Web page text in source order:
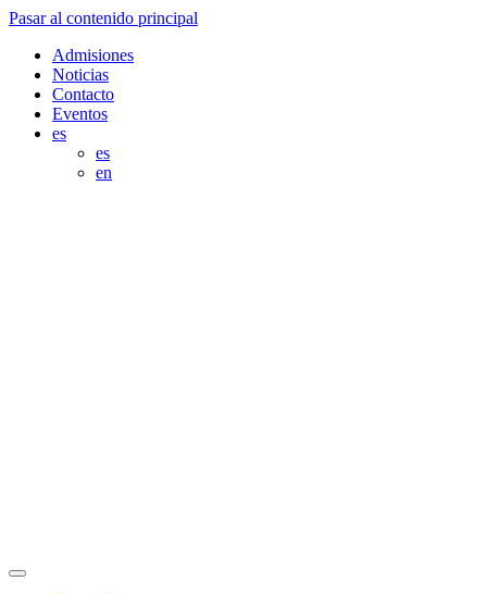
Pasar al contenido principal
Admisiones
Noticias
Contacto
Eventos
es
es
en